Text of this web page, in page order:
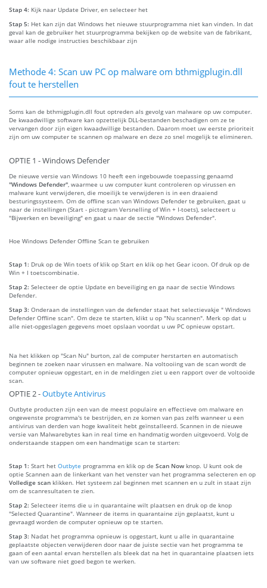
Stap 4: Kijk naar Update Driver, en selecteer het
Stap 5: Het kan zijn dat Windows het nieuwe stuurprogramma niet kan vinden. In dat
geval kan de gebruiker het stuurprogramma bekijken op de website van de fabrikant,
waar alle nodige instructies beschikbaar zijn
Methode 4: Scan uw PC op malware om bthmigplugin.dll
fout te herstellen
Soms kan de bthmigplugin.dll fout optreden als gevolg van malware op uw computer.
De kwaadwillige software kan opzettelijk DLL-bestanden beschadigen om ze te
vervangen door zijn eigen kwaadwillige bestanden. Daarom moet uw eerste prioriteit
zijn om uw computer te scannen op malware en deze zo snel mogelijk te elimineren.
OPTIE 1 - Windows Defender
De nieuwe versie van Windows 10 heeft een ingebouwde toepassing genaamd
"Windows Defender" , waarmee u uw computer kunt controleren op virussen en
malware kunt verwijderen, die moeilijk te verwijderen is in een draaiend
besturingssysteem. Om de offline scan van Windows Defender te gebruiken, gaat u
naar de instellingen (Start - pictogram Versnelling of Win + I-toets), selecteert u
"Bijwerken en beveiliging" en gaat u naar de sectie "Windows Defender".
Hoe Windows Defender Offline Scan te gebruiken
Stap 1: Druk op de Win toets of klik op Start en klik op het Gear icoon. Of druk op de
Win + I toetscombinatie.
Stap 2: Selecteer de optie Update en beveiliging en ga naar de sectie Windows
Defender.
Stap 3: Onderaan de instellingen van de defender staat het selectievakje " Windows
Defender Offline scan". Om deze te starten, klikt u op "Nu scannen". Merk op dat u
alle niet-opgeslagen gegevens moet opslaan voordat u uw PC opnieuw opstart.
Na het klikken op "Scan Nu" burton, zal de computer herstarten en automatisch
beginnen te zoeken naar virussen en malware. Na voltooiing van de scan wordt de
computer opnieuw opgestart, en in de meldingen ziet u een rapport over de voltooide
scan.
OPTIE 2 -Outbyte Antivirus
Outbyte producten zijn een van de meest populaire en effectieve om malware en
ongewenste programma's te bestrijden, en ze komen van pas zelfs wanneer u een
antivirus van derden van hoge kwaliteit hebt geïnstalleerd. Scannen in de nieuwe
versie van Malwarebytes kan in real time en handmatig worden uitgevoerd. Volg de
onderstaande stappen om een handmatige scan te starten:
Stap 1: Start het Outbyte programma en klik op de Scan Now knop. U kunt ook de
optie Scannen aan de linkerkant van het venster van het programma selecteren en op
Volledige scan klikken. Het systeem zal beginnen met scannen en u zult in staat zijn
om de scanresultaten te zien.
Stap 2: Selecteer items die u in quarantaine wilt plaatsen en druk op de knop
"Selected Quarantine". Wanneer de items in quarantaine zijn geplaatst, kunt u
gevraagd worden de computer opnieuw op te starten.
Stap 3: Nadat het programma opnieuw is opgestart, kunt u alle in quarantaine
geplaatste objecten verwijderen door naar de juiste sectie van het programma te
gaan of een aantal ervan herstellen als bleek dat na het in quarantaine plaatsen iets
van uw software niet goed begon te werken.